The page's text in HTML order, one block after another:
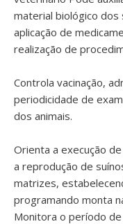
material biológico dos
aplicação de
realização de
Controla vacinação,
periodicidade de
dos animais.
Orienta a execução
a reprodução de
matrizes,
programando monta
Monitora o período